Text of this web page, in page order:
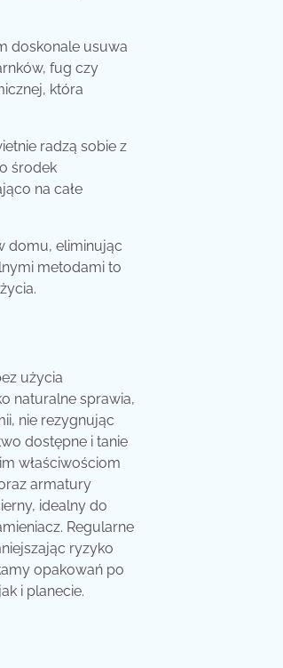
doskonale usuwa
fug czy
która
radzą sobie z
środek
na całe
domu, eliminując
metodami to
użycia
naturalne sprawia,
nie rezygnując
dostępne i tanie
właściwościom
armatury
idealny do
Regularne
ryzyko
opakowań po
i planecie.